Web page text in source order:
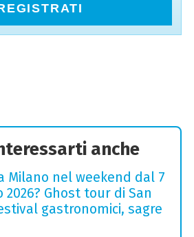
anche
Milano nel weekend dal 7
2026? Ghost tour di San
gastronomici, sagre